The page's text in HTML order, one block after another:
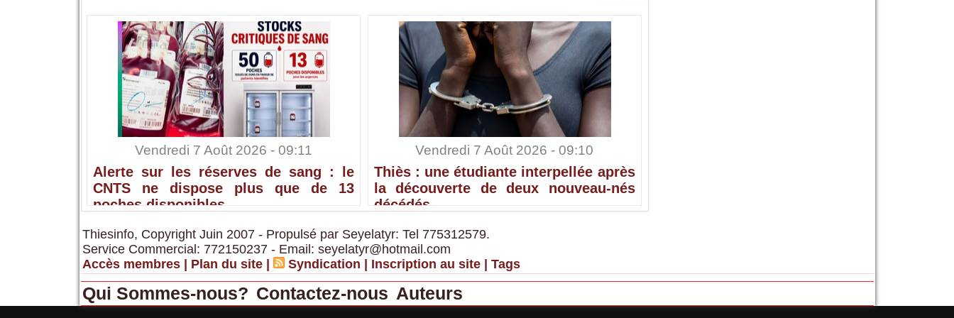
Vendredi 7 Août 2026 - 09:11
Alerte sur les réserves de sang : le
CNTS ne dispose plus que de 13
poches disponibles
Vendredi 7 Août 2026 - 09:10
Thiès : une étudiante interpellée après
la découverte de deux nouveau-nés
décédés
Thiesinfo, Copyright Juin 2007 - Propulsé par Seyelatyr: Tel 775312579.
Service Commercial: 772150237 - Email: seyelatyr@hotmail.com
Accès membres
Plan du site Syndication Inscription au site Tags
Qui Sommes-nous? Contactez-nous Auteurs